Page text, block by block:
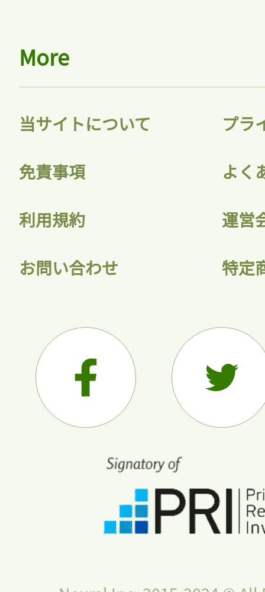
More
当サイトについて プラ
免責事項 よく
利用規約 運営
お問い合わせ 特定